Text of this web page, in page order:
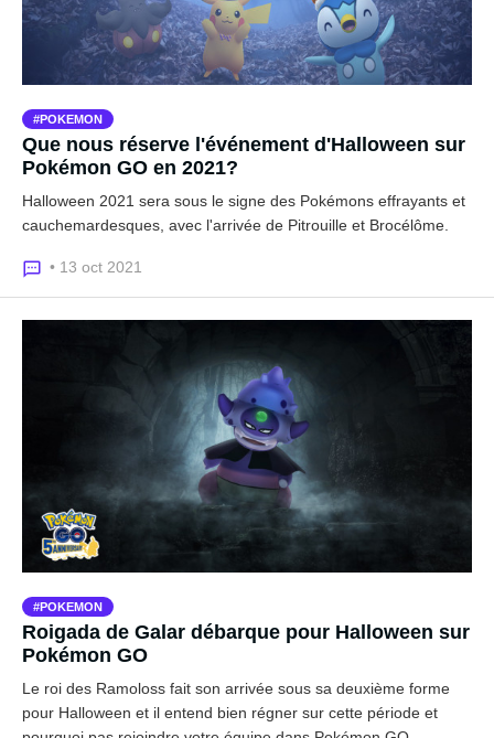
POKEMON
Que nous réserve l'événement d'Halloween sur
Pokémon GO en 2021?
Halloween 2021 sera sous le signe des Pokémons effrayants et
cauchemardesques, avec l'arrivée de Pitrouille et Brocélôme.
• 13 oct 2021
POKEMON
Roigada de Galar débarque pour Halloween sur
Pokémon GO
Le roi des Ramoloss fait son arrivée sous sa deuxième forme
pour Halloween et il entend bien régner sur cette période et